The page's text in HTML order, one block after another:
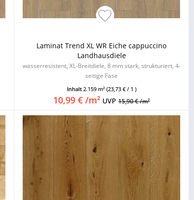
Laminat Trend XL WR Eiche cappuccino
Landhausdiele
wasserresistent, XL-Breitdiele, 8 mm stark, strukturiert, 4-
seitige Fase
Inhalt 2.159 m² (23,73 € / 1 )
10,99 € /m² UVP15,90 € /m²